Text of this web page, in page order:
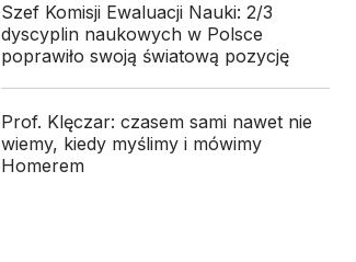
Szef Komisji Ewaluacji Nauki: 2/3
dyscyplin naukowych w Polsce
poprawiło swoją światową pozycję
Prof. Klęczar: czasem sami nawet nie
wiemy, kiedy myślimy i mówimy
Homerem